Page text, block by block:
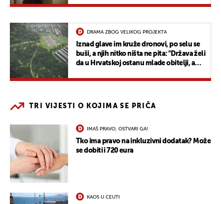
DRAMA ZBOG VELIKOG PROJEKTA
Iznad glave im kruže dronovi, po selu se
buši, a njih nitko ništa ne pita: "Država želi
da u Hrvatskoj ostanu mlade obitelji, a
TRI VIJESTI O KOJIMA SE PRIČA
IMAŠ PRAVO, OSTVARI GA!
Tko ima pravo na inkluzivni dodatak? Može
se dobiti i 720 eura
KAOS U CEUTI